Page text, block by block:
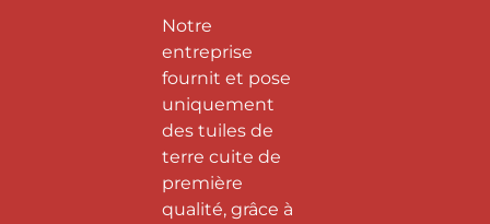
Notre
entreprise
fournit et pose
uniquement
des tuiles de
terre cuite de
première
qualité, grâce à